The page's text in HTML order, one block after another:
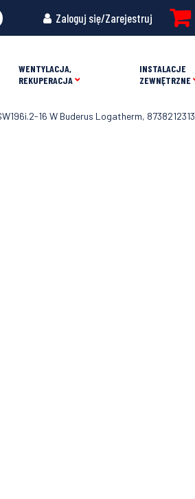
Zaloguj się/Zarejestruj
WENTYLACJA,
REKUPERACJA
INSTALACJE
ZEWNĘTRZNE
16 W Buderus Logatherm, 8738212313